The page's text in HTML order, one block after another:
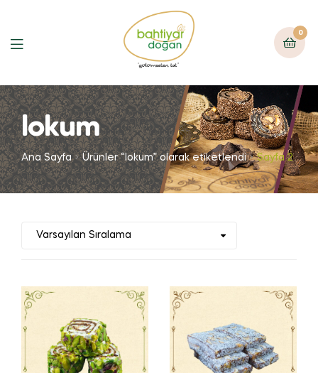
0
lokum
Ana Sayfa Ürünler “lokum” olarak etiketlendi Sayfa 2